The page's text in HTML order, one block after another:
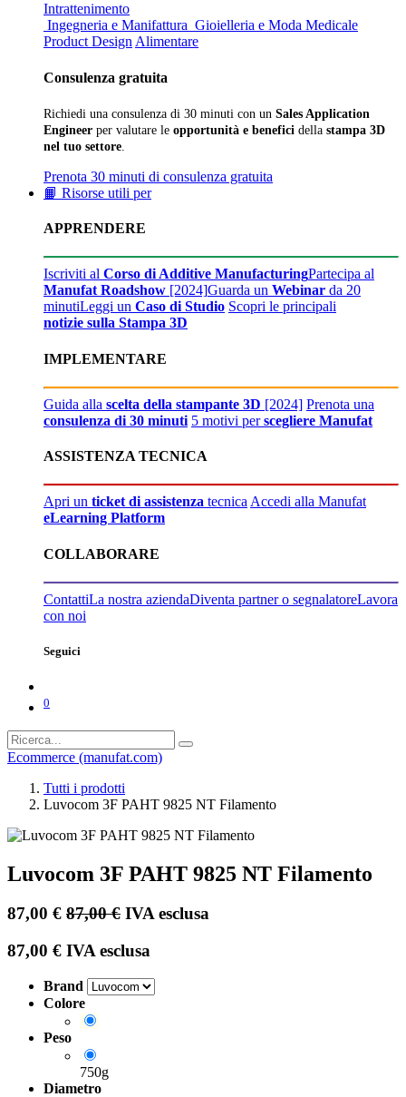
Intrattenimento
Ingegneria e Manifattura Gioielleria e Moda Medicale
Product Design Alimentare
Consulenza gratuita
Richiedi una consulenza di 30 minuti con un Sales Application
Engineer per valutare le opportunità e benefici della stampa 3D
nel tuo settore
Prenota 30 minuti di consulenza gratuita
📙 Risorse utili per
APPRENDERE
Iscriviti al Corso di Additive ManufacturingPartecipa al
Manufat Roadshow [2024]Guarda un Webinar da 20
minutiLeggi un Caso di Studio Scopri le principali
notizie sulla Stampa 3D
IMPLEMENTARE
Guida alla scelta della stampante 3D [2024] Prenota una
consulenza di 30 minuti 5 motivi perscegliere Manufat
ASSISTENZA TECNICA
Apri un ticket di assistenza tecnicaAccedi alla Manufat
eLearning Platform
COLLABORARE
ContattiLa nostra aziendaDiventa partner o segnalatoreLavora
con noi
Seguici
0
Ecommerce (manufat.com)
Tutti i prodotti
Luvocom 3F PAHT 9825 NT Filamento
Luvocom 3F PAHT 9825 NT Filamento
87,00 € 87,00€ IVA esclusa
87,00 € IVA esclusa
Brand
Colore
Peso
750g
Diametro